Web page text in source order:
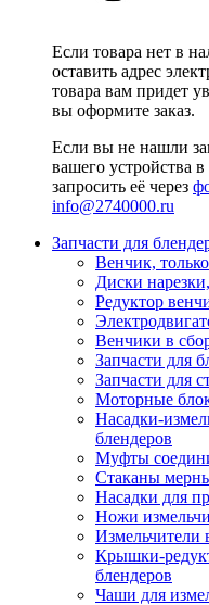
Если товара нет в
оставить адрес
товара вам придет
вы оформите заказ.
Если вы не нашли
вашего устройства
запросить её через
info@2740000.ru
Запчасти для
Венчик,
Диски
Редуктор
Венчики в
Запчасти для
Запчасти для
Моторные
Насадки-
блендеров
Муфты
Стаканы
Насадки для
Ножи
Измельчители
Крышки-
блендеров
Чаши для